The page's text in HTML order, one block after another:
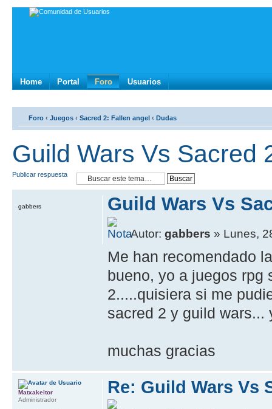
Home Portal Foro Usuarios
Foro ‹ Juegos ‹ Sacred 2: Fallen angel ‹ Dudas
Guild Wars Vs Sacred
Publicar respuesta
Guild Wars Vs
Autor:gabbers » Lunes,
Me han recomendado
bueno, yo a juegos rpg
2.....quisiera si me
sacred 2 y guild wars...
muchas gracias
gabbers
Re: Guild Wars Vs
Matxakeitor
Administrador